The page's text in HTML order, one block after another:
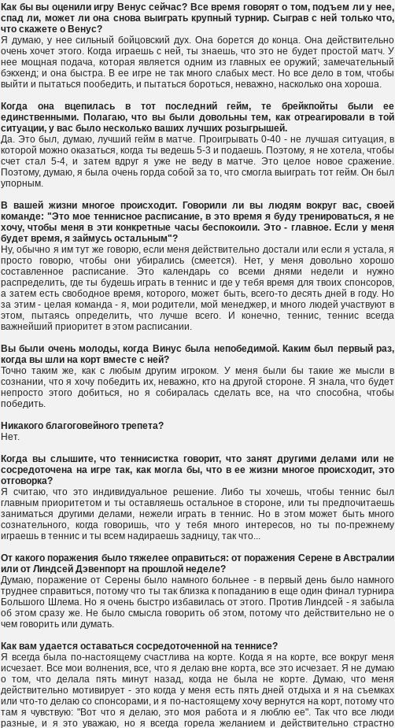
Как бы вы оценили игру Венус сейчас? Все время говорят о том, подъем ли у нее,
спад ли, может ли она снова выиграть крупный турнир. Сыграв с ней только что,
что скажете о Венус?
Я думаю, у нее сильный бойцовский дух. Она борется до конца. Она действительно
очень хочет этого. Когда играешь с ней, ты знаешь, что это не будет простой матч. У
нее мощная подача, которая является одним из главных ее оружий; замечательный
бэкхенд; и она быстра. В ее игре не так много слабых мест. Но все дело в том, чтобы
выйти и пытаться пообедить, и пытаться бороться, неважно, насколько она хороша.
Когда она вцепилась в тот последний гейм, те брейкпойты были ее
единственными. Полагаю, что вы были довольны тем, как отреагировали в той
ситуации, у вас было несколько ваших лучших розыгрышей.
Да. Это был, думаю, лучший гейм в матче. Проигрывать 0-40 - не лучшая ситуация, в
которой можно оказаться, когда ты ведешь 5-3 и подаешь. Поэтому, я не хотела, чтобы
счет стал 5-4, и затем вдруг я уже не веду в матче. Это целое новое сражение.
Поэтому, думаю, я была очень горда собой за то, что смогла выиграть тот гейм. Он был
упорным.
В вашей жизни многое происходит. Говорили ли вы людям вокруг вас, своей
команде: "Это мое теннисное расписание, в это время я буду тренироваться, я не
хочу, чтобы меня в эти конкретные часы беспокоили. Это - главное. Если у меня
будет время, я займусь остальным"?
Ну, обычно я им тут же говорю, если меня действительно достали или если я устала, я
просто говорю, чтобы они убирались (смеется). Нет, у меня довольно хорошо
составленное расписание. Это календарь со всеми днями недели и нужно
распределить, где ты будешь играть в теннис и где у тебя время для твоих спонсоров,
а затем есть свободное время, которого, может быть, всего-то десять дней в году. Но
за этим - целая команда - я, мои родители, мой менеджер, и много людей участвуют в
этом, пытаясь определить, что лучше всего. И конечно, теннис, теннис всегда
важнейший приоритет в этом расписании.
Вы были очень молоды, когда Винус была непобедимой. Каким был первый раз,
когда вы шли на корт вместе с ней?
Точно таким же, как с любым другим игроком. У меня были бы такие же мысли в
сознании, что я хочу победить их, неважно, кто на другой стороне. Я знала, что будет
непросто этого добиться, но я собиралась сделать все, на что способна, чтобы
победить.
Никакого благоговейного трепета?
Нет.
Когда вы слышите, что теннисистка говорит, что занят другими делами или не
сосредоточена на игре так, как могла бы, что в ее жизни многое происходит, это
отговорка?
Я считаю, что это индивидуальное решение. Либо ты хочешь, чтобы теннис был
главным приоритетом и ты оставляешь остальное в стороне, или ты предпочитаешь
заниматься другими делами, нежели играть в теннис. Но в этом может быть много
сознательного, когда говоришь, что у тебя много интересов, но ты по-прежнему
играешь в теннис и ты всем надираешь задницу, так что...
От какого поражения было тяжелее оправиться: от поражения Серене в Австралии
или от Линдсей Дэвенпорт на прошлой неделе?
Думаю, поражение от Серены было намного больнее - в первый день было намного
труднее справиться, потому что ты так близка к попаданию в еще один финал турнира
Большого Шлема. Но я очень быстро избавилась от этого. Против Линдсей - я забыла
об этом сразу же. Не было смысла говорить об этом, потому что действительно не о
чем говорить или думать.
Как вам удается оставаться сосредоточенной на теннисе?
Я всегда была по-настоящему счастлива на корте. Когда я на корте, все вокруг меня
исчезает. Все мои волнения, все, что я делаю вне корта, все это исчезает. Я не думаю
о том, что делала пять минут назад, когда не была не корте. Думаю, что меня
действительно мотивирует - это когда у меня есть пять дней отдыха и я на съемках
или что-то делаю со спонсорами, и я по-настоящему хочу вернутся на корт, потому что
там я чувствую: "Вот что я делаю, это моя работа и я люблю ее". Так что все люди
разные, и я это уважаю, но я всегда горела желанием и действительно страстно